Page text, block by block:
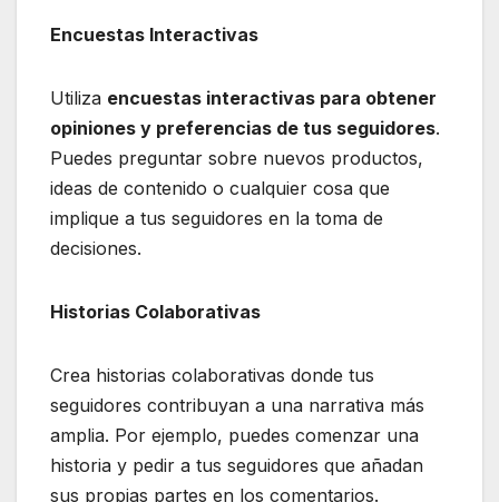
Encuestas Interactivas
Utiliza encuestas interactivas para obtener
opiniones y preferencias de tus seguidores.
Puedes preguntar sobre nuevos productos,
ideas de contenido o cualquier cosa que
implique a tus seguidores en la toma de
decisiones.
Historias Colaborativas
Crea historias colaborativas donde tus
seguidores contribuyan a una narrativa más
amplia. Por ejemplo, puedes comenzar una
historia y pedir a tus seguidores que añadan
sus propias partes en los comentarios.